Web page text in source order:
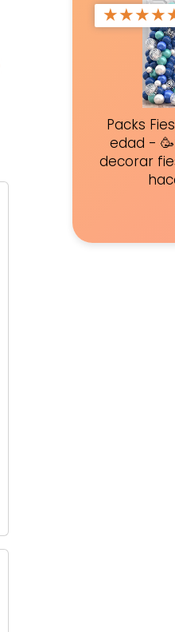
★★★★
Packs
edad -
decorar